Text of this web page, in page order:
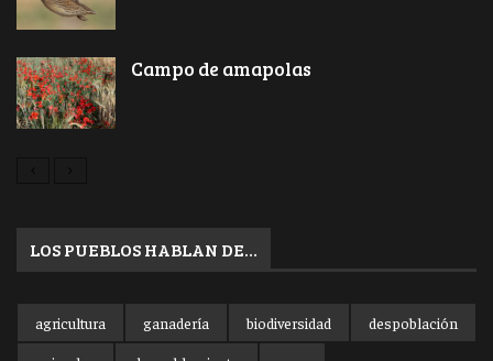
Campo de amapolas
LOS PUEBLOS HABLAN DE…
agricultura ganadería biodiversidad
despoblación